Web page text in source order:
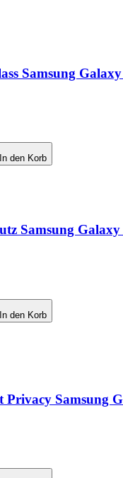
Samsung
In den Korb
Samsung
In den Korb
Samsung